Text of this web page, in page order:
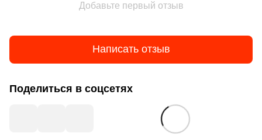
Добавьте первый отзыв
Написать отзыв
Поделиться в соцсетях